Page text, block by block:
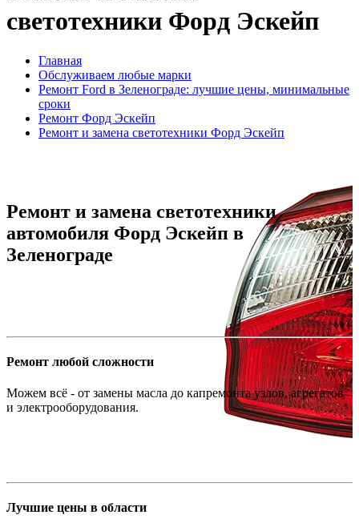
светотехники Форд Эскейп
Главная
Обслуживаем любые марки
Ремонт Ford в Зеленограде: лучшие цены, минимальные
сроки
Ремонт Форд Эскейп
Ремонт и замена светотехники Форд Эскейп
Ремонт и замена светотехники
автомобиля Форд Эскейп в
Зеленограде
Ремонт любой сложности
Можем всё - от замены масла до капремонта узлов, агрегатов
и электрооборудования.
Лучшие цены в области